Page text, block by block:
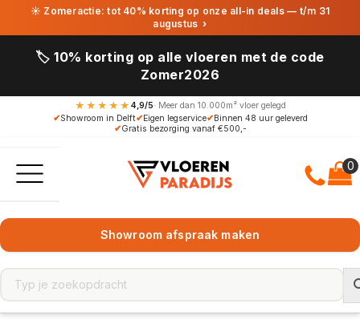
☀ Zomeractie: tot 40% korting op onze all-in deals — t/m 31
augustus ›
🏷️ 10% korting op alle vloeren met de code
Zomer2026
★★★★★ 4,9/5· Meer dan 10.000m² vloer gelegd
✔Showroom in Delft✔Eigen legservice✔Binnen 48 uur geleverd
✔Gratis bezorging vanaf €500,-
Showroom afspraak maken